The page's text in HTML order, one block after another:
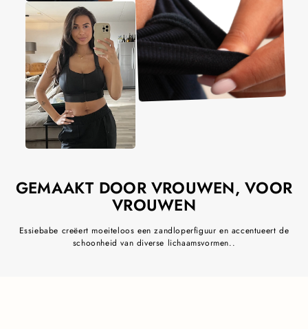
GEMAAKT DOOR VROUWEN, VOOR
VROUWEN
Essiebabe creëert moeiteloos een zandloperfiguur en accentueert de
schoonheid van diverse lichaamsvormen..